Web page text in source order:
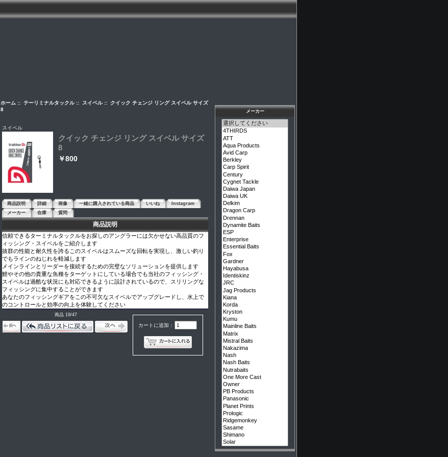
ホーム :: テーリミナルタックル:: スイベル:: クイック チェンジ リング スイベル サイズ
8
スイベル
クイック チェンジ リング スイベル サイズ
8
￥800
商品説明 詳細 画像 一緒に購入されている商品 いいね
Instagram
メーカー
在庫 質問
商品説明
信頼できるターミナルタックルをお探しのアングラーには欠かせない高品質のフ
ィッシング・スイベルをご紹介します
抜群の性能と耐久性を誇るこのスイベルはスムーズな回転を実現し、激しい釣り
でもラインのねじれを軽減します
メインラインとリーダーを接続するための完璧なソリューションを提供します
鯉やその他の貴重な魚種をターゲットにしている場合でも当社のフィッシング・
スイベルは過酷な状況にも対応できるように設計されているので、スリリングな
フィッシングに集中することができます
あなたのフィッシングギアをこの不可欠なスイベルでアップグレードし、水上で
のコントロールと効率の向上を体験してください
カートに追加：
商品 19/47
メーカー
メーカーを選択